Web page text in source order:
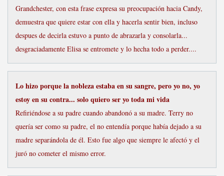
Grandchester, con esta frase expresa su preocupación hacia Candy,
demuestra que quiere estar con ella y hacerla sentir bien, incluso
despues de decirla estuvo a punto de abrazarla y consolarla...
desgraciadamente Elisa se entromete y lo hecha todo a perder....
Lo hizo porque la nobleza estaba en su sangre, pero yo no, yo
estoy en su contra... solo quiero ser yo toda mi vida
Refiriéndose a su padre cuando abandonó a su madre. Terry no
quería ser como su padre, el no entendía porque había dejado a su
madre separándola de él. Esto fue algo que siempre le afectó y el
juró no cometer el mismo error.